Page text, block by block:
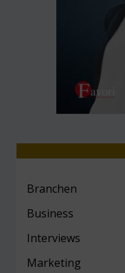
Branchen
Business
Interviews
Marketing